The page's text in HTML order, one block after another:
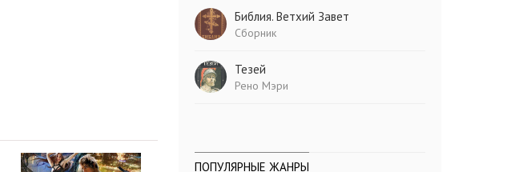
28:22
Библия. Ветхий Завет
Сборник
Тезей
Рено Мэри
ПОПУЛЯРНЫЕ ЖАНРЫ